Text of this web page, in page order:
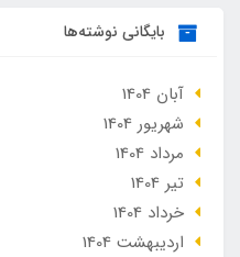
بایگانی نوشته‌ها
آبان 1404
شهریور 1404
مرداد 1404
تير 1404
خرداد 1404
ارديبهشت 1404